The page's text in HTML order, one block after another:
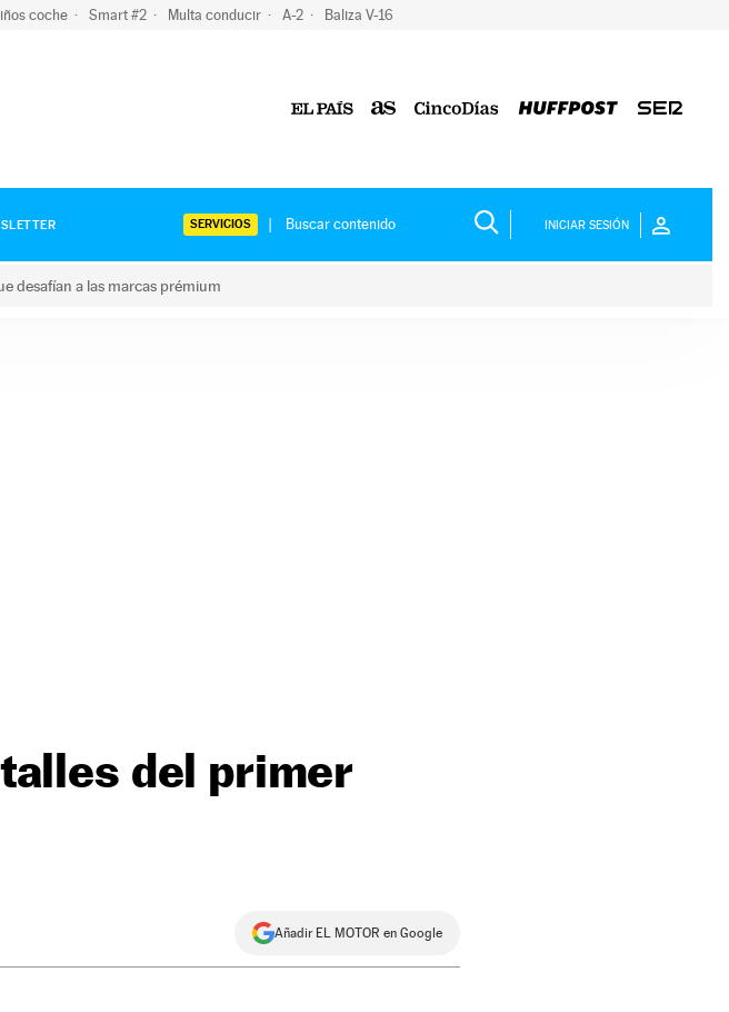
coche Smart #2 Multa conducir A-2 Baliza V-16
SERVICIOS INICIAR SESIÓN
desafían a las marcas prémium
del primer
Añadir EL MOTOR en Google